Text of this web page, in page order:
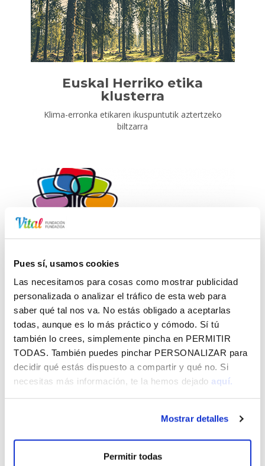
Pues sí, usamos cookies
Las necesitamos para cosas como mostrar publicidad
personalizada o analizar el tráfico de esta web para
saber qué tal nos va. No estás obligado a aceptarlas
todas, aunque es lo más práctico y cómodo. Sí tú
también lo crees, simplemente pincha en PERMITIR
TODAS. También puedes pinchar PERSONALIZAR para
decidir qué estás dispuesto a compartir y qué no. Si
necesitas más información, te la hemos dejado aquí.
Mostrar detalles
Permitir todas
Euskal Herriko etika
klusterra
Klima-erronka etikaren ikuspuntutik aztertzeko
biltzarra
HEI (Herritartasunerako
eskola)
Herritartasunerako eskola irekiak ikasturte berria hasi
du
azoka eta hitzaldi zikloa